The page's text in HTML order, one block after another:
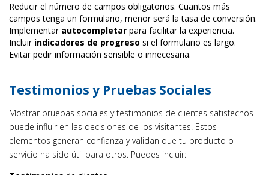
Reducir el número de campos obligatorios. Cuantos más
campos tenga un formulario, menor será la tasa de conversión.
Implementar autocompletar para facilitar la experiencia.
Incluir indicadores de progreso si el formulario es largo.
Evitar pedir información sensible o innecesaria.
Testimonios y Pruebas Sociales
Mostrar pruebas sociales y testimonios de clientes satisfechos
puede influir en las decisiones de los visitantes. Estos
elementos generan confianza y validan que tu producto o
servicio ha sido útil para otros. Puedes incluir: